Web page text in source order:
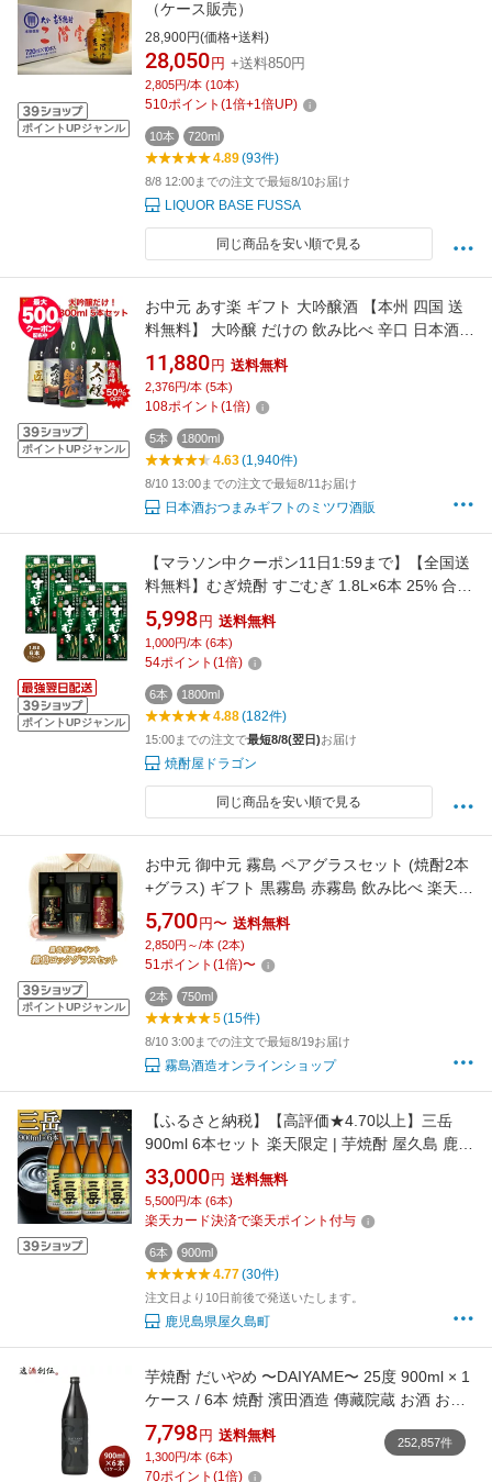
ポイントUPジャンル
（ケース販売）
28,900円(価格+送料)
28,050 円 +送料850円
2,805円/本 (10本)
510ポイント (1倍+1倍UP)
10本 720ml
4.89(93件)
8/8 12:00までの注文で最短8/10お届け
LIQUOR BASE FUSSA
同じ商品を安い順で見る
ポイントUPジャンル
お中元 あす楽 ギフト 大吟醸酒 【本州 四国 送
料無料】 大吟醸 だけの 飲み比べ 辛口 日本酒
飲み比べセット 1800ml 5本 1本あたり2,376円
退職祝い 送料無料 レビュー高評価 家飲み 地酒
酒 のし対応 夏ギフト お中元 日本酒 飲み比べ
11,880 円 送料無料
2,376円/本 (5本)
108ポイント (1倍)
5本 1800ml
4.63(1,940件)
8/10 13:00までの注文で最短8/11お届け
日本酒おつまみギフトのミツワ酒販
ポイントUPジャンル
【マラソン中クーポン11日1:59まで】【全国送
料無料】むぎ焼酎 すごむぎ 1.8L×6本 25% 合同
酒精 甲乙混和焼酎 1800ml 1ケース
5,998 円 送料無料
1,000円/本 (6本)
54ポイント (1倍)
6本 1800ml
4.88(182件)
15:00までの注文で最短8/8(翌日)お届け
焼酎屋ドラゴン
同じ商品を安い順で見る
ポイントUPジャンル
お中元 御中元 霧島 ペアグラスセット (焼酎2本
+グラス) ギフト 黒霧島 赤霧島 飲み比べ 楽天限
定 霧島酒造 芋焼酎 25度 750ml ギフト箱入り
送料無料 ラッピング お酒 誕生日 お祝い プレゼ
ント 父の日 御祝 御礼
5,700 円〜 送料無料
2,850円～/本 (2本)
51ポイント (1倍)〜
2本 750ml
5(15件)
8/10 3:00までの注文で最短8/19お届け
霧島酒造オンラインショップ
【ふるさと納税】【高評価★4.70以上】三岳
900ml 6本セット 楽天限定 | 芋焼酎 屋久島 鹿児
島 三岳酒造 お取り寄せ 本格焼酎 芋 本格芋焼酎
お酒 地酒 900ml 6本セット ご当地
33,000 円 送料無料
5,500円/本 (6本)
楽天カード決済で楽天ポイント付与
6本 900ml
4.77(30件)
注文日より10日前後で発送いたします。
鹿児島県屋久島町
芋焼酎 だいやめ 〜DAIYAME〜 25度 900ml × 1
ケース / 6本 焼酎 濱田酒造 傳藏院蔵 お酒 お酒
父の日 のし・ギフト対応不可
7,798 円 送料無料
1,300円/本 (6本)
70ポイント (1倍)
252,857件